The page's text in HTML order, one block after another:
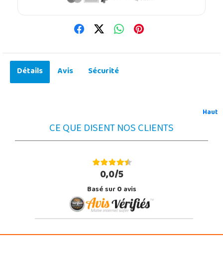
Détails Avis Sécurité
Haut
CE QUE DISENT NOS CLIENTS
0,0/5
Basé sur0avis